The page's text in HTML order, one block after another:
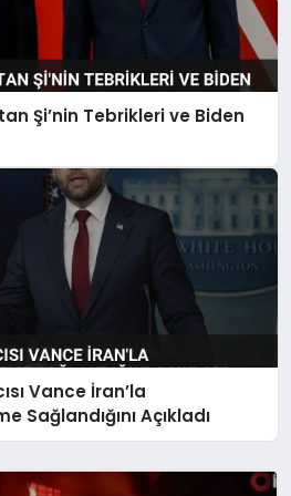
Şi’nin Tebrikleri ve Biden
Vance İran’la
Sağlandığını Açıkladı